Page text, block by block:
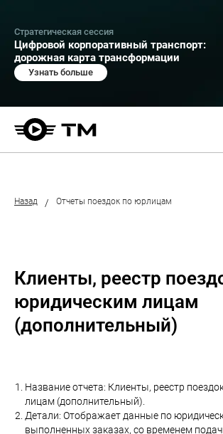
Стратегическая сессия
Цифровой корпоративный транспорт:
дорожная карта трансформации
Узнать больше
Назад / Отчеты поездок по юрлицам
Клиенты, реестр
юридическим лицам
(дополнительный)
Название отчета: Клиенты, реестр
лицам (дополнительный).
Детали: Отображает данные по
выполненных заказах, со временем